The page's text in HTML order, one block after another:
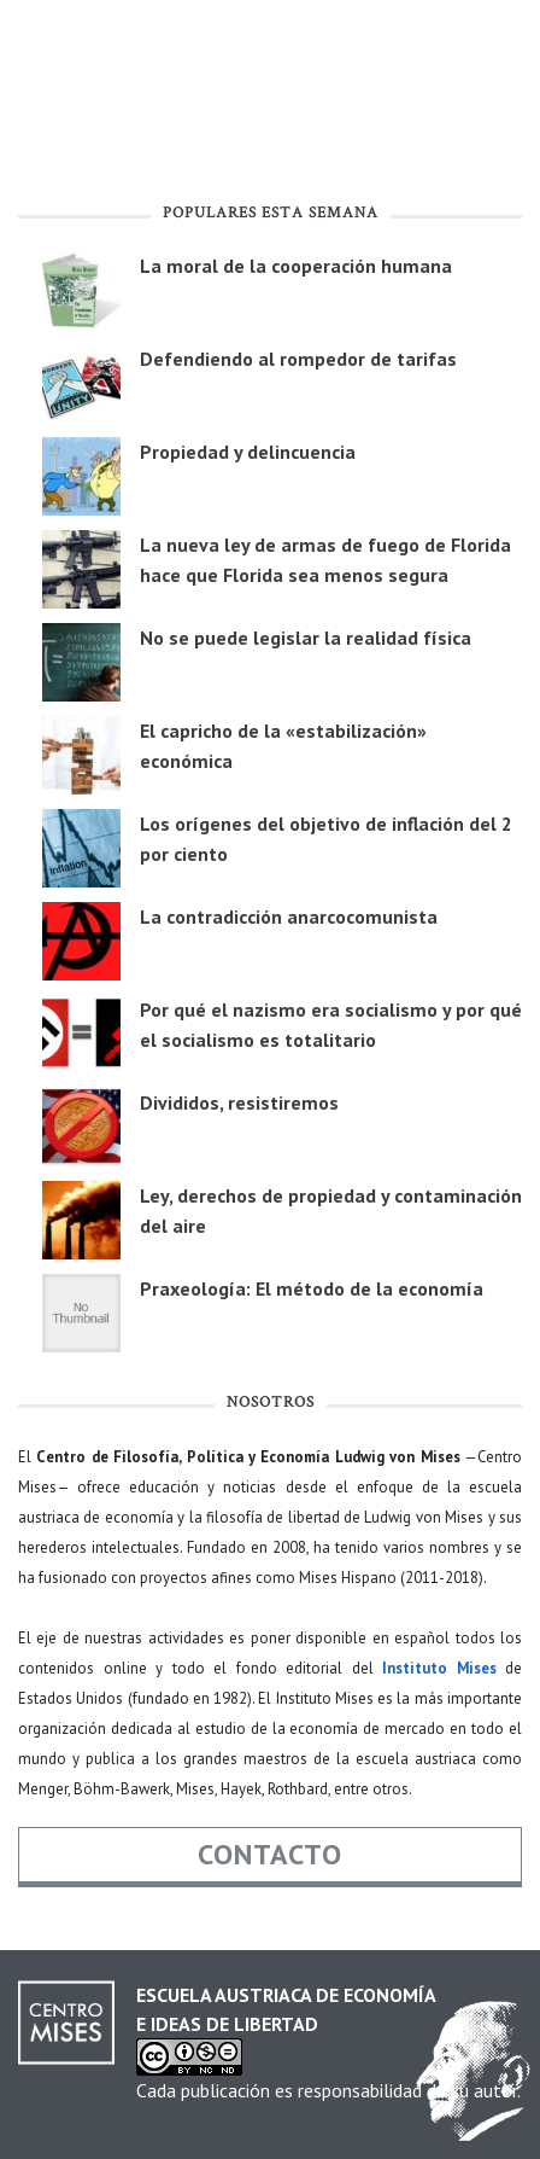
POPULARES ESTA SEMANA
La moral de la cooperación humana
Defendiendo al rompedor de tarifas
Propiedad y delincuencia
La nueva ley de armas de fuego de Florida
hace que Florida sea menos segura
No se puede legislar la realidad física
El capricho de la «estabilización»
económica
Los orígenes del objetivo de inflación del 2
por ciento
La contradicción anarcocomunista
Por qué el nazismo era socialismo y por qué
el socialismo es totalitario
Divididos, resistiremos
Ley, derechos de propiedad y contaminación
del aire
Praxeología: El método de la economía
NOSOTROS
El Centro de Filosofía, Política y Economía Ludwig von Mises—Centro
Mises— ofrece educación y noticias desde el enfoque de la escuela
austriaca de economía y la filosofía de libertad de Ludwig von Mises y sus
herederos intelectuales. Fundado en 2008, ha tenido varios nombres y se
ha fusionado con proyectos afines como Mises Hispano (2011-2018).
El eje de nuestras actividades es poner disponible en español todos los
contenidos online y todo el fondo editorial del Instituto Misesde
Estados Unidos (fundado en 1982). El Instituto Mises es la más importante
organización dedicada al estudio de la economía de mercado en todo el
mundo y publica a los grandes maestros de la escuela austriaca como
Menger, Böhm-Bawerk, Mises, Hayek, Rothbard, entre otros.
CONTACTO
Email *
ESCUELA AUSTRIACA DE ECONOMÍA
E IDEAS DE LIBERTAD
Cada publicación es responsabilidad de su autor.